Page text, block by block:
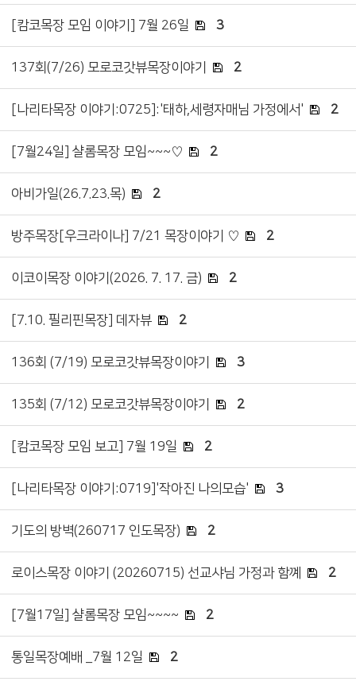
[캄코목장 모임 이야기] 7월 26일 3
137회(7/26) 모로코갓뷰목장이야기 2
[나리타목장 이야기:0725]:'태하,세령자매님 가정에서' 2
[7월24일] 샬롬목장 모임~~~♡ 2
아비가일(26.7.23.목) 2
방주목장[우크라이나] 7/21 목장이야기 ♡ 2
이코이목장 이야기(2026. 7. 17. 금) 2
[7.10. 필리핀목장] 데자뷰 2
136회 (7/19) 모로코갓뷰목장이야기 3
135회 (7/12) 모로코갓뷰목장이야기 2
[캄코목장 모임 보고] 7월 19일 2
[나리타목장 이야기:0719]'작아진 나의모습' 3
기도의 방벽(260717 인도목장) 2
로이스목장 이야기 (20260715) 선교샤님 가정과 함꼐 2
[7월17일] 샬롬목장 모임~~~~ 2
통일목장예배 _7월 12일 2